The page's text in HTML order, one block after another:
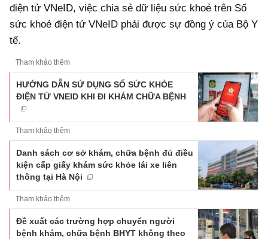
điện tử VNeID, việc chia sẻ dữ liệu sức khoẻ trên Sổ
sức khoẻ điện tử VNeID phải được sự đồng ý của Bộ Y
tế.
Tham khảo thêm
HƯỚNG DẪN SỬ DỤNG SỔ SỨC KHỎE
ĐIỆN TỬ VNEID KHI ĐI KHÁM CHỮA BỆNH
Tham khảo thêm
Danh sách cơ sở khám, chữa bệnh đủ điều
kiện cấp giấy khám sức khỏe lái xe liên
thông tại Hà Nội
Tham khảo thêm
Đề xuất các trường hợp chuyển người
bệnh khám, chữa bệnh BHYT không theo